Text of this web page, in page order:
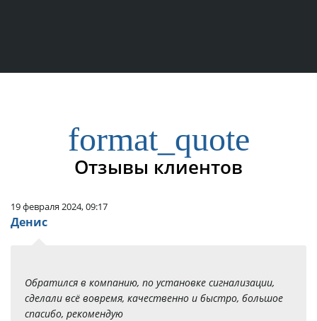
format_quote
Отзывы клиентов
19 февраля 2024, 09:17
Денис
Обратился в компанию, по установке сигнализации,
сделали всё вовремя, качественно и быстро, большое
спасибо, рекомендую